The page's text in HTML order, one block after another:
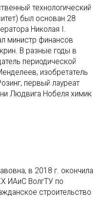
технологический
был основан 28
Николая I.
министр финансов
В разные годы в
периодической
изобретатель
первый лауреат
Людвига Нобеля химик
в 2018 г. окончила
ИАиС ВолгТУ по
строительство